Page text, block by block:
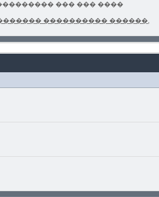
��� ��� ����
���������� ������